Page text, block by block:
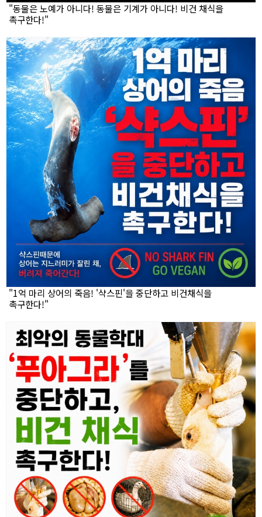
"동물은 노예가 아니다! 동물은 기계가 아니다! 비건 채식을
촉구한다!"
"1억 마리 상어의 죽음! '샥스핀'을 중단하고 비건채식을
촉구한다!"